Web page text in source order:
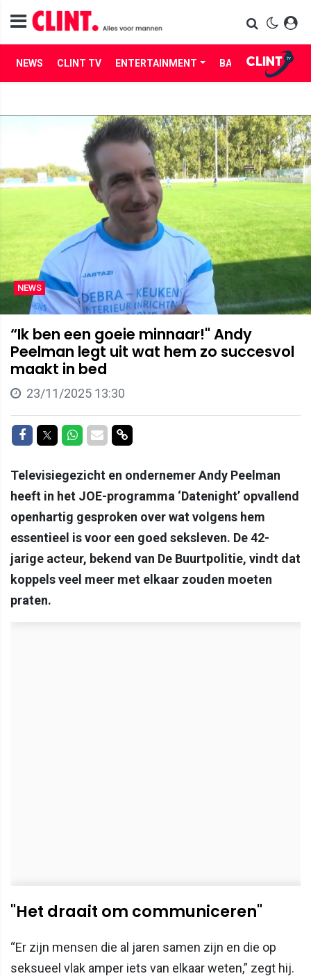
NEWS CLINT TV ENTERTAINMENT BABES LIFE
NEWS
“Ik ben een goeie minnaar!" Andy
Peelman legt uit wat hem zo succesvol
maakt in bed
23/11/2025 13:30
Delen op Facebook
Delen op Twitter
Delen op Whatsapp
Delen via Mail
Delen via link
Televisiegezicht en ondernemer Andy Peelman
heeft in het JOE-programma ‘Datenight’ opvallend
openhartig gesproken over wat volgens hem
essentieel is voor een goed seksleven. De 42-
jarige acteur, bekend van De Buurtpolitie, vindt dat
koppels veel meer met elkaar zouden moeten
praten.
"Het draait om communiceren"
“Er zijn mensen die al jaren samen zijn en die op
seksueel vlak amper iets van elkaar weten,” zegt hij.